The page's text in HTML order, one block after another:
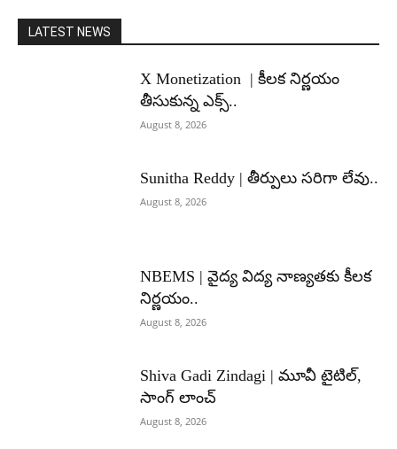
LATEST NEWS
X Monetization | కీలక నిర్ణయం
తీసుకున్న ఎక్స్..
August 8, 2026
Sunitha Reddy | తీర్పులు సరిగా లేవు..
August 8, 2026
NBEMS | వైద్య విద్య నాణ్యతకు కీలక
నిర్ణయం..
August 8, 2026
Shiva Gadi Zindagi | మూవీ టైటిల్,
సాంగ్ లాంచ్
August 8, 2026